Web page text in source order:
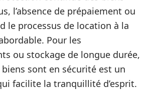
l’absence de prépaiement ou
le processus de location à la
Pour les
ou stockage de longue durée,
sont en sécurité est un
facilite la tranquillité d’esprit.